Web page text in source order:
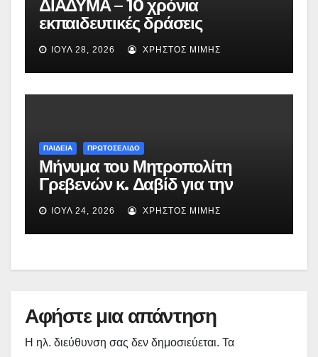
ΔΙΑΔΥΜΑ – 10 χρόνια
εκπαιδευτικές δράσεις
ενημέρωσης και
ευαισθητοποίησης στη Δυτική
Μακεδονία
ΙΟΎΛ 28, 2026 ΧΡΉΣΤΟΣ ΜΊΜΗΣ
ΠΑΙΔΕΙΑ ΠΡΩΤΟΣΕΛΙΔΟ
Μήνυμα του Μητροπολίτη
Γρεβενών κ. Δαβίδ για την
ανακοίνωση των
αποτελεσμάτων των
Πανελλαδικών Εξετάσεων
ΙΟΎΛ 24, 2026 ΧΡΉΣΤΟΣ ΜΊΜΗΣ
Αφήστε μια απάντηση
Η ηλ. διεύθυνση σας δεν δημοσιεύεται. Τα